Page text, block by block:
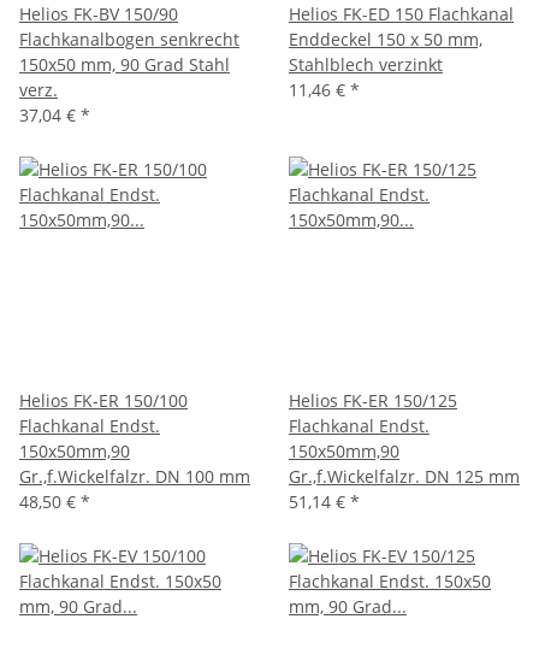
Helios FK-BV 150/90
Flachkanalbogen senkrecht
150x50 mm, 90 Grad Stahl
verz.
37,04 € *
Helios FK-ED 150 Flachkanal
Enddeckel 150 x 50 mm,
Stahlblech verzinkt
11,46 € *
Helios FK-ER 150/100
Flachkanal Endst.
150x50mm,90
Gr.,f.Wickelfalzr. DN 100 mm
48,50 € *
Helios FK-ER 150/125
Flachkanal Endst.
150x50mm,90
Gr.,f.Wickelfalzr. DN 125 mm
51,14 € *